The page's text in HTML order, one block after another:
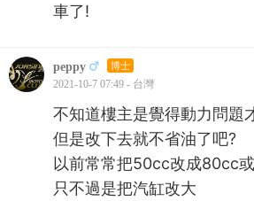
車了!
peppy 博士
2021-10-7 07:49 - 台灣
不知道樓主是覺得動力問題
但是改下去就不省油了吧?
以前常常把50cc改成80cc
只不過是把汽缸改大